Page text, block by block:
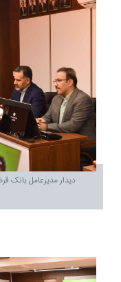
دیدار مدیرعامل بانک